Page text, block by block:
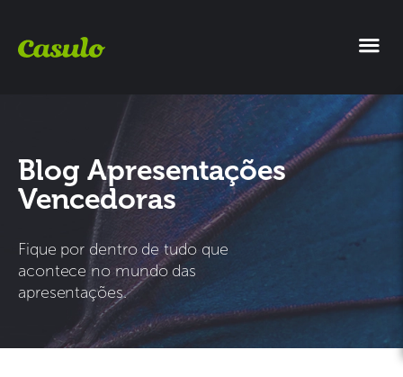
Blog Apresentações
Vencedoras
Fique por dentro de tudo que
acontece no mundo das
apresentações.